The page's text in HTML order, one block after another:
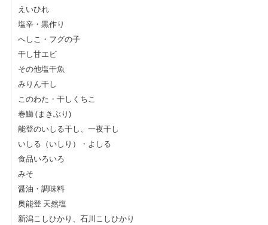
えいひれ
塩辛・黒作り
へしこ・フグの子
干し甘エビ
その他塩干魚
みりん干し
このわた・干しくちこ
巻鰤 (まきぶり)
能登のいしる干し、一夜干し
いしる（いしり）・よしる
食品いろいろ
みそ
醤油・調味料
奥能登 天然塩
新潟こしひかり、石川こしひかり